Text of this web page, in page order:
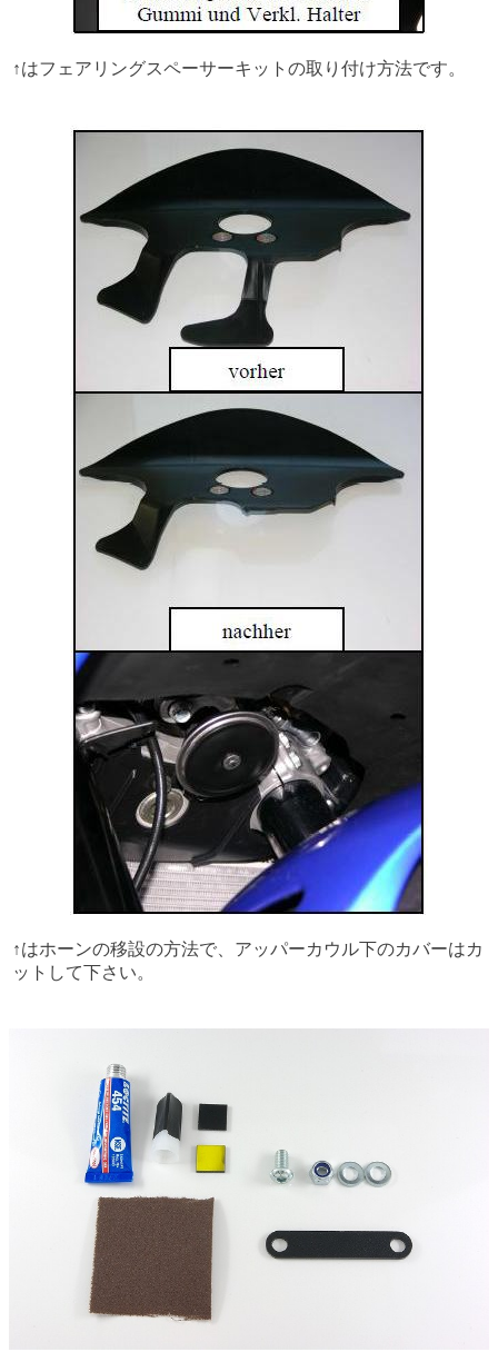
↑はフェアリングスペーサーキットの取り付け方法です。
↑はホーンの移設の方法で、アッパーカウル下のカバーはカ
ットして下さい。